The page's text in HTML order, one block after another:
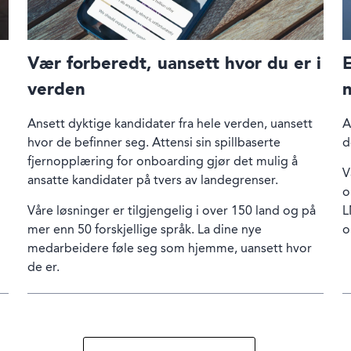
Vær forberedt, uansett hvor du er i
verden
Ansett dyktige kandidater fra hele verden, uansett
hvor de befinner seg. Attensi sin spillbaserte
fjernopplæring for onboarding gjør det mulig å
ansatte kandidater på tvers av landegrenser.
Våre løsninger er tilgjengelig i over 150 land og på
mer enn 50 forskjellige språk. La dine nye
medarbeidere føle seg som hjemme, uansett hvor
de er.